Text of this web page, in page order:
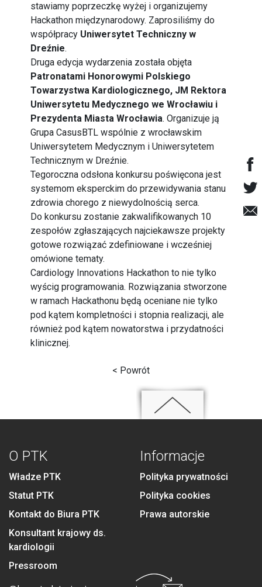
stawiamy poprzeczkę wyżej i organizujemy
Hackathon międzynarodowy. Zaprosiliśmy do
współpracy Uniwersytet Techniczny w
Dreźnie.
Druga edycja wydarzenia została objęta
Patronatami Honorowymi Polskiego
Towarzystwa Kardiologicznego, JM Rektora
Uniwersytetu Medycznego we Wrocławiu i
Prezydenta Miasta Wrocławia. Organizuje ją
Grupa CasusBTL wspólnie z wrocławskim
Uniwersytetem Medycznym i Uniwersytetem
Technicznym w Dreźnie.
Tegoroczna odsłona konkursu poświęcona jest
systemom eksperckim do przewidywania stanu
zdrowia chorego z niewydolnością serca.
Do konkursu zostanie zakwalifikowanych 10
zespołów zgłaszających najciekawsze projekty
gotowe rozwiązać zdefiniowane i wcześniej
omówione tematy.
Cardiology Innovations Hackathon to nie tylko
wyścig programowania. Rozwiązania stworzone
w ramach Hackathonu będą oceniane nie tylko
pod kątem kompletności i stopnia realizacji, ale
również pod kątem nowatorstwa i przydatności
klinicznej.
< Powrót
O PTK
Władze PTK
Statut PTK
Kontakt do Biura PTK
Konsultant krajowy ds.
kardiologii
Pressroom
Informacje
Polityka prywatności
Polityka cookies
Prawa autorskie